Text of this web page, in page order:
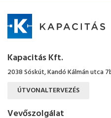
Kapacitás Kft.
2038 Sóskút, Kandó Kálmán utca
ÚTVONALTERVEZÉS
Vevőszolgálat